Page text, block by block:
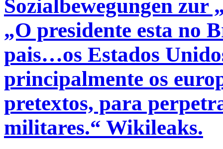
Sozialbewegungen
„O presidente esta no
pais…os Estados
principalmente os
pretextos, para
militares.“ Wikileaks.